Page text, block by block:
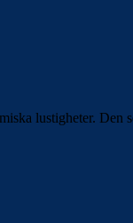
lustigheter. Den